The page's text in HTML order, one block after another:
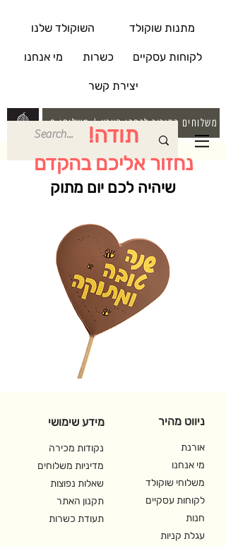
מתנות שוקולד השוקולד שלנו
לקוחות עסקיים כשרות מי אנחנו
יצירת קשר
משלוחים בקירור לרחבי הארץ | משלוחי חינם בקניה
תודה!
נחזור אליכם בהקדם
שיהיה לכם יום מתוק
מידע שימושי
נקודות מכירה
מדיניות משלוחים
שאלות נפוצות
תקנון האתר
תעודת כשרות
ניווט מהיר
אורנת
מי אנחנו
משלוחי שוקולד
לקוחות עסקיים
חנות
עגלת קניות